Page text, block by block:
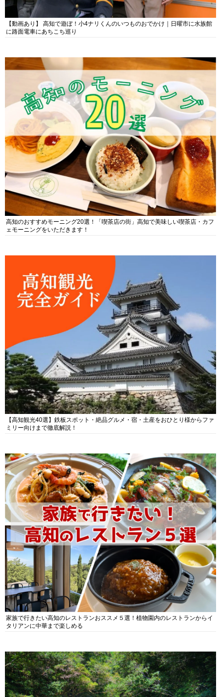
【動画あり】 高知で遊ぼ！小4ナリくんのいつものおでかけ｜日曜市に水族館
に路面電車にあちこち巡り
高知のおすすめモーニング20選！「喫茶店の街」高知で美味しい喫茶店・カフ
ェモーニングをいただきます！
【高知観光40選】鉄板スポット・絶品グルメ・宿・土産をおひとり様からファ
ミリー向けまで徹底解説！
家族で行きたい高知のレストランおススメ５選！植物園内のレストランからイ
タリアンに中華まで楽しめる